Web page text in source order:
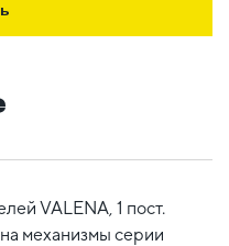
VALENA, 1 пост.
механизмы серии